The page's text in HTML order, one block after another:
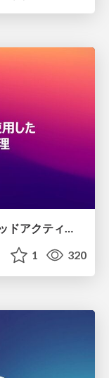
AWS Systems Managerのハイブリッドアクティベーションを使用したガバメントクラウド環境の統合管理
1 320